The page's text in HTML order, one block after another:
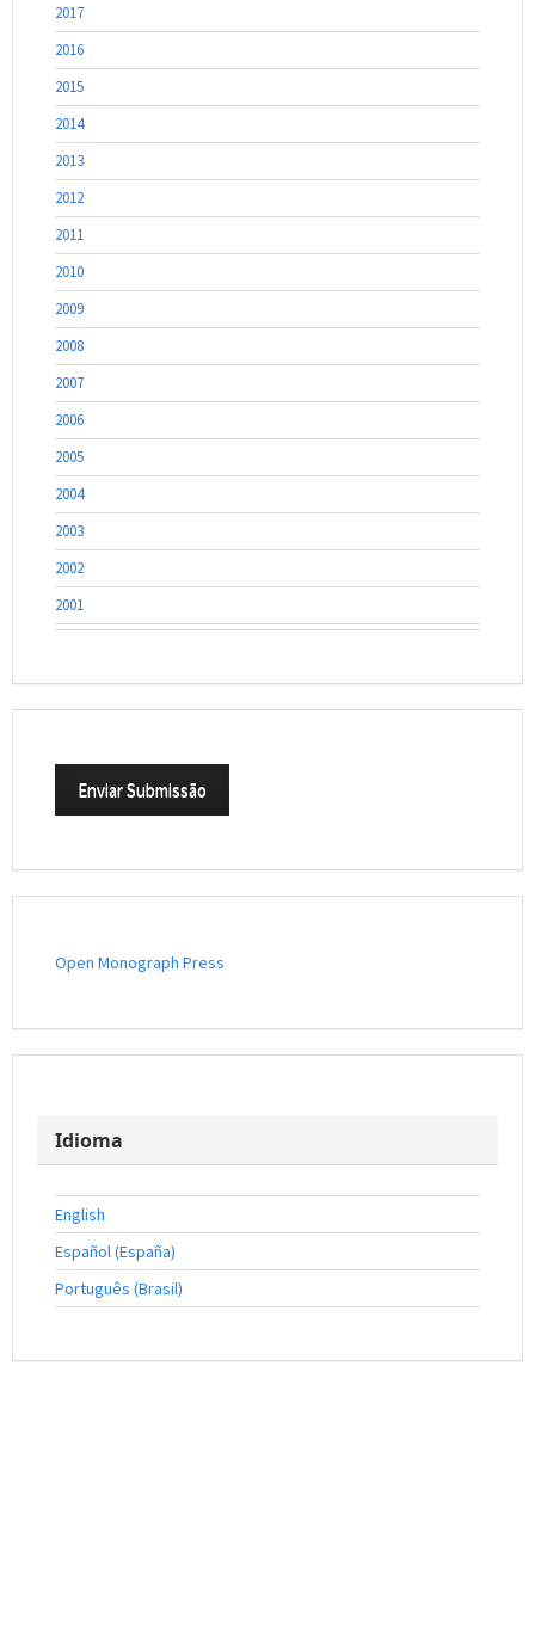
2017
2016
2015
2014
2013
2012
2011
2010
2009
2008
2007
2006
2005
2004
2003
2002
2001
Enviar Submissão
Open Monograph Press
Idioma
English
Español (España)
Português (Brasil)